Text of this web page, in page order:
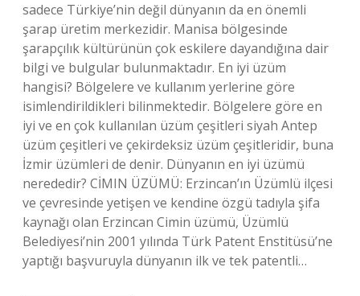
sadece Türkiye’nin değil dünyanın da en önemli
şarap üretim merkezidir. Manisa bölgesinde
şarapçılık kültürünün çok eskilere dayandığına dair
bilgi ve bulgular bulunmaktadır. En iyi üzüm
hangisi? Bölgelere ve kullanım yerlerine göre
isimlendirildikleri bilinmektedir. Bölgelere göre en
iyi ve en çok kullanılan üzüm çeşitleri siyah Antep
üzüm çeşitleri ve çekirdeksiz üzüm çeşitleridir, buna
İzmir üzümleri de denir. Dünyanın en iyi üzümü
nerededir? CİMIN ÜZÜMÜ: Erzincan’ın Üzümlü ilçesi
ve çevresinde yetişen ve kendine özgü tadıyla şifa
kaynağı olan Erzincan Cimin üzümü, Üzümlü
Belediyesi’nin 2001 yılında Türk Patent Enstitüsü’ne
yaptığı başvuruyla dünyanın ilk ve tek patentli…